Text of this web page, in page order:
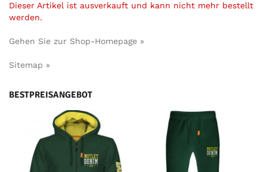
Dieser Artikel ist ausverkauft und kann nicht mehr bestellt
werden.
Gehen Sie zur Shop-Homepage »
Sitemap »
BESTPREISANGEBOT